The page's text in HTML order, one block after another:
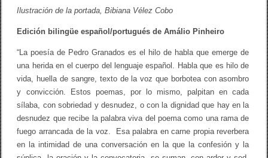
ñ
l
r
t
u
é
)
Ilustración de la portada, Bibiana Vélez Cobo
Edición bilingüe español/portuguésde Amálio Pinheiro
“La poesía de Pedro Granados es el hilo de habla que emerge de
una herida en el cuerpo del lenguaje español. Habla que es hilo de
vida, huella de sangre, texto de la voz que borbotea con asombro
y convicción. Estos poemas, por lo mismo, palpitan en cada
sílaba, con sobriedad y desnudez, o con la dignidad que hay en la
desnudez que recibe la palabra viva del poema como una rama de
fuego arrancada de la voz. Esa palabra en carne propia reverbera
en la intimidad de una conversación en la que la confesión y la